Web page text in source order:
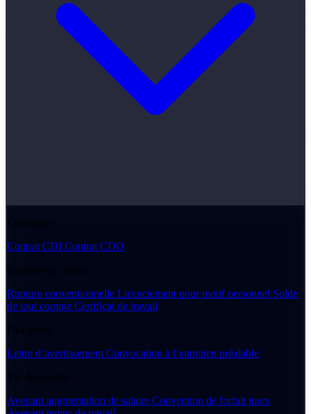
Embauche
Contrat CDI Contrat CDD
Rupture du contrat
Rupture conventionnelle Licenciement pour motif personnel Solde
de tout compte Certificat de travail
Discipline
Lettre d’avertissement Convocation à l’entretien préalable
Vie du contrat
Avenant augmentation de salaire Convention de forfait jours